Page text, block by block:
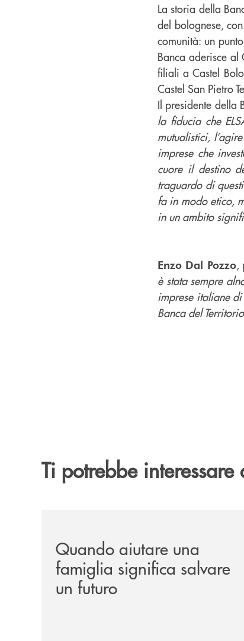
La storia della
del bolognese,
comunità: un
Banca aderisce al
filiali a Castel
Castel San Pietro
Il presidente della
la fiducia che
mutualistici,
imprese che
cuore il destino
traguardo di
fa in modo etico,
in un ambito
Enzo Dal Pozzo,
è stata sempre
imprese italiane
Banca del
Ti potrebbe interessare
Quando aiutare una
famiglia significa salvare
un futuro